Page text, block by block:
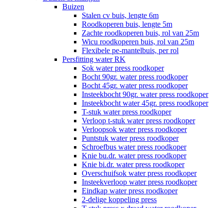
Buizen
Stalen cv buis, lengte 6m
Roodkoperen buis, lengte 5m
Zachte roodkoperen buis, rol van 25m
Wicu roodkoperen buis, rol van 25m
Flexibele pe-mantelbuis, per rol
Persfitting water RK
Sok water press roodkoper
Bocht 90gr. water press roodkoper
Bocht 45gr. water press roodkoper
Insteekbocht 90gr. water press roodkoper
Insteekbocht water 45gr. press roodkoper
T-stuk water press roodkoper
Verloop t-stuk water press roodkoper
Verloopsok water press roodkoper
Puntstuk water press roodkoper
Schroefbus water press roodkoper
Knie bu.dr. water press roodkoper
Knie bi.dr. water press roodkoper
Overschuifsok water press roodkoper
Insteekverloop water press roodkoper
Eindkap water press roodkoper
2-delige koppeling press